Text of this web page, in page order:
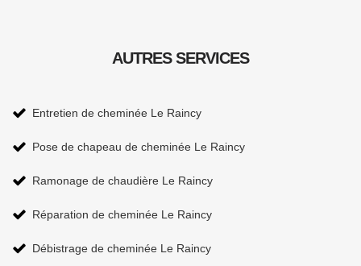
AUTRES SERVICES
Entretien de cheminée Le Raincy
Pose de chapeau de cheminée Le Raincy
Ramonage de chaudière Le Raincy
Réparation de cheminée Le Raincy
Débistrage de cheminée Le Raincy